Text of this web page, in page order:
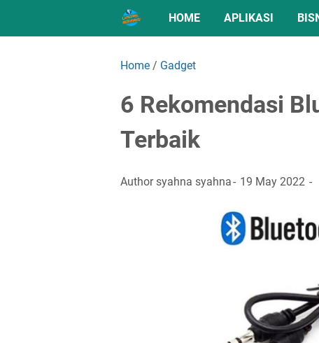
HOME APLIKASI
Home / Gadget
6 Rekomendasi
Terbaik
Authorsyahna syahna 19 May 2022